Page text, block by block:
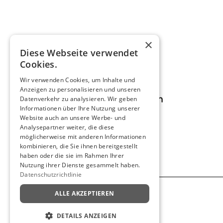
12 – 19 UHR
Instagram Kontakt Presse
ImpressumDatenschutzCookie-Einstellungen
×
Diese Webseite verwendet
Cookies.
Wir verwenden Cookies, um Inhalte und
Anzeigen zu personalisieren und unseren
Datenverkehr zu analysieren. Wir geben
Informationen über Ihre Nutzung unserer
Website auch an unsere Werbe- und
Analysepartner weiter, die diese
möglicherweise mit anderen Informationen
kombinieren, die Sie ihnen bereitgestellt
haben oder die sie im Rahmen Ihrer
Nutzung ihrer Dienste gesammelt haben.
Datenschutzrichtlinie
ALLE AKZEPTIEREN
DETAILS ANZEIGEN